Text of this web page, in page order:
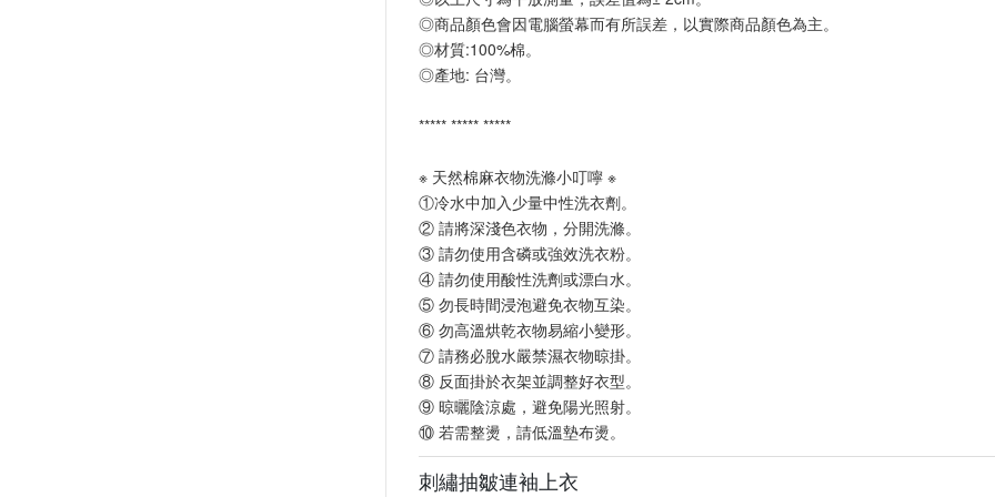
◎商品顏色會因電腦螢幕而有所誤差，以實際商品顏色為主。
◎材質:100%棉。
◎產地: 台灣。
***** ***** *****
※ 天然棉麻衣物洗滌小叮嚀 ※
①冷水中加入少量中性洗衣劑。
② 請將深淺色衣物，分開洗滌。
③ 請勿使用含磷或強效洗衣粉。
④ 請勿使用酸性洗劑或漂白水。
⑤ 勿長時間浸泡避免衣物互染。
⑥ 勿高溫烘乾衣物易縮小變形。
⑦ 請務必脫水嚴禁濕衣物晾掛。
⑧ 反面掛於衣架並調整好衣型。
⑨ 晾曬陰涼處，避免陽光照射。
⑩ 若需整燙，請低溫墊布燙。
刺繡抽皺連袖上衣